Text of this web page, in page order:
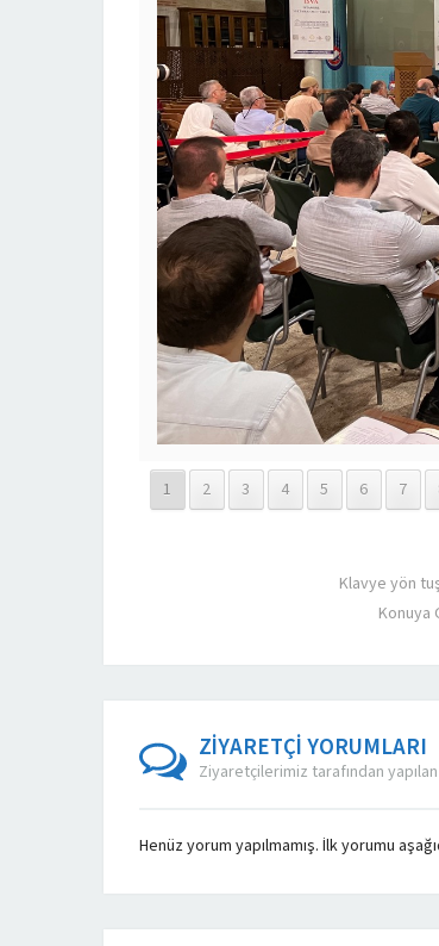
1 2 3 4 5 6 7
Klavye yön
Konuya
ZİYARETÇİ YORUMLARI
Ziyaretçilerimiz tarafından
Henüz yorum yapılmamış. İlk yorumu